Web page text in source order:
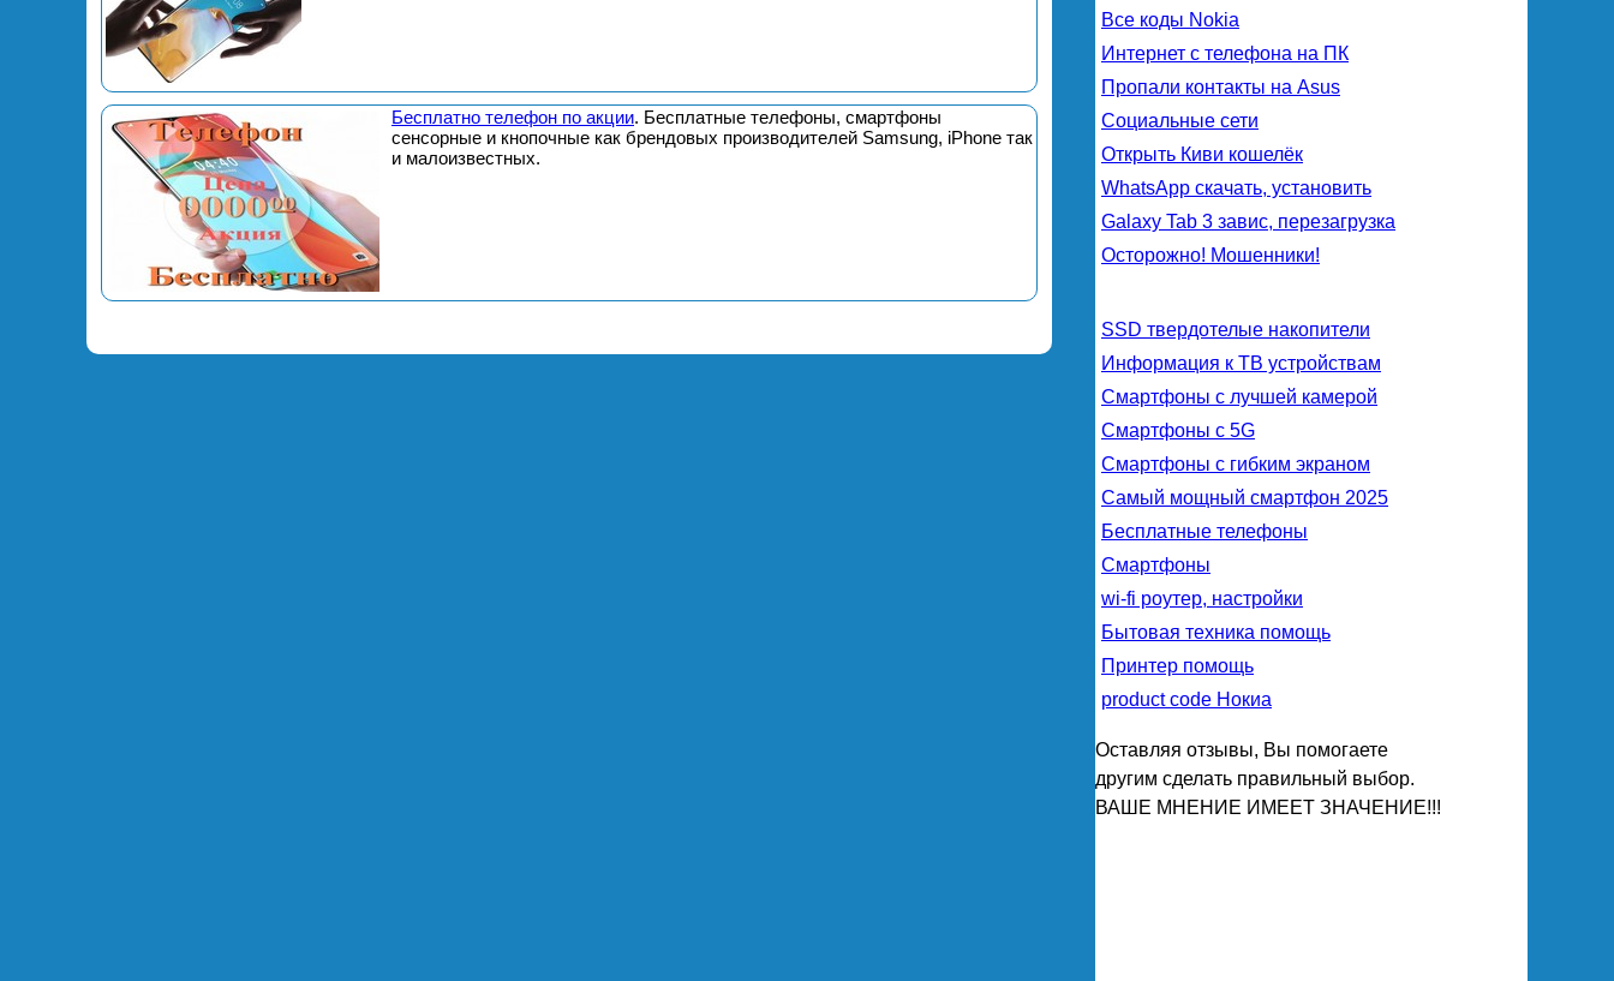
Бесплатно телефон по акции. Бесплатные телефоны, смартфоны
сенсорные и кнопочные как брендовых производителей Samsung, iPhone так
и малоизвестных.
Все коды Nokia
Интернет с телефона на ПК
Пропали контакты на Asus
Социальные сети
Открыть Киви кошелёк
WhatsApp скачать, установить
Galaxy Tab 3 завис, перезагрузка
Осторожно! Мошенники!
SSD твердотелые накопители
Информация к ТВ устройствам
Смартфоны с лучшей камерой
Смартфоны с 5G
Смартфоны с гибким экраном
Самый мощный смартфон 2025
Бесплатные телефоны
Смартфоны
wi-fi роутер, настройки
Бытовая техника помощь
Принтер помощь
product code Нокиа
Оставляя отзывы, Вы помогаете
другим сделать правильный выбор.
ВАШЕ МНЕНИЕ ИМЕЕТ ЗНАЧЕНИЕ!!!